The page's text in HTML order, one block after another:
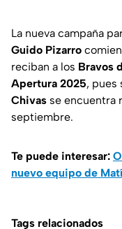
La nueva campaña
Guido Pizarro
reciban a los Bravos
Apertura 2025, pues
Chivas se encuentra
septiembre.
Te puede interesar:
nuevo equipo de
Tags relacionados